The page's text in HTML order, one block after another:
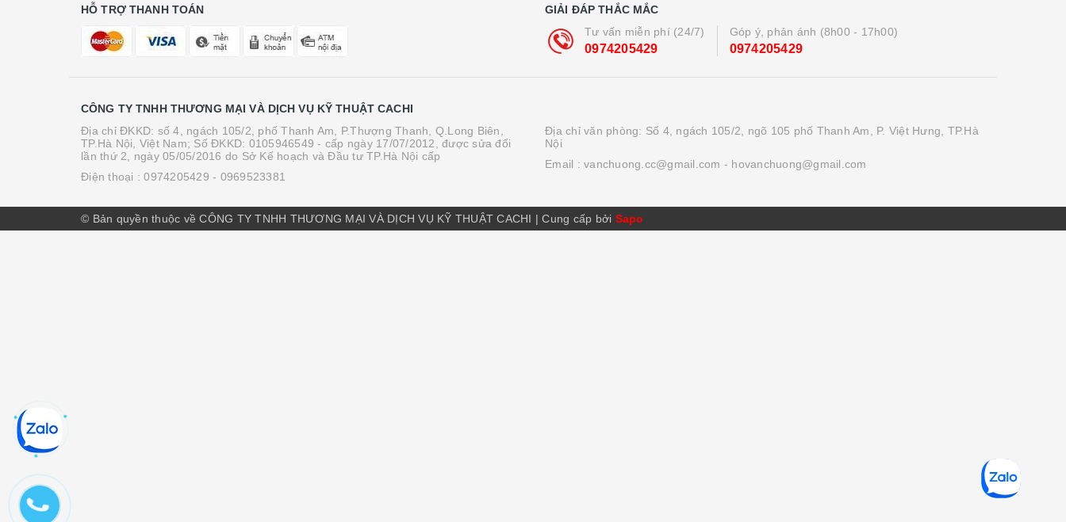
HỖ TRỢ THANH TOÁN
GIẢI ĐÁP THẮC MẮC
Tư vấn miễn phí (24/7)
0974205429
Góp ý, phản ánh (8h00 - 17h00)
0974205429
CÔNG TY TNHH THƯƠNG MẠI VÀ DỊCH VỤ KỸ THUẬT CACHI
Địa chỉ ĐKKD: số 4, ngách 105/2, phố Thanh Am, P.Thượng Thanh, Q.Long Biên,
TP.Hà Nội, Việt Nam; Số ĐKKD: 0105946549 - cấp ngày 17/07/2012, được sửa đổi
lần thứ 2, ngày 05/05/2016 do Sở Kế hoạch và Đầu tư TP.Hà Nội cấp
Điện thoại :0974205429 - 0969523381
Địa chỉ văn phòng: Số 4, ngách 105/2, ngõ 105 phố Thanh Am, P. Việt Hưng, TP.Hà
Nội
Email : vanchuong.cc@gmail.com - hovanchuong@gmail.com
© Bản quyền thuộc về CÔNG TY TNHH THƯƠNG MẠI VÀ DỊCH VỤ KỸ THUẬT CACHI |Cung cấp bởi Sapo